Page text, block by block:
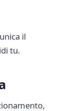
il
tu.